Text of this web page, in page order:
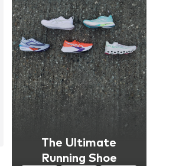
The Ultimate
Running Shoe